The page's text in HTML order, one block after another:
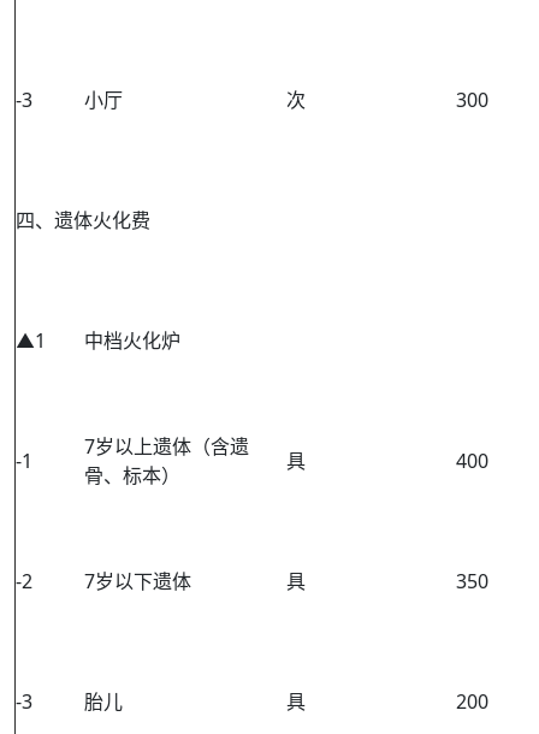
-3 小厅 次 300
四、遗体火化费
▲1 中档火化炉
-1
7岁以上遗体（含遗
骨、标本）
具 400
-2 7岁以下遗体 具 350
-3 胎儿 具 200